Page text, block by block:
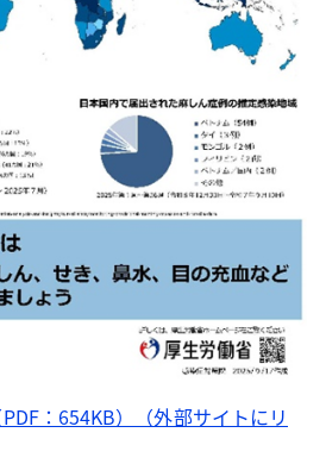
：654KB）（外部サイトにリ